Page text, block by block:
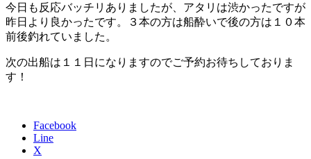
今日も反応バッチリありましたが、アタリは渋かったですが
昨日より良かったです。３本の方は船酔いで後の方は１０本
前後釣れていました。
次の出船は１１日になりますのでご予約お待ちしておりま
す！
Facebook
Line
X